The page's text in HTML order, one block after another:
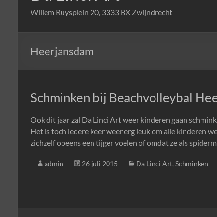
Willem Ruysplein 20, 3333 BX Zwijndrecht
Heerjansdam
Schminken bij Beachvolleybal
Ook dit jaar zal Da Linci Art weer kinderen gaan
Het is toch iedere keer weer erg leuk om alle kinderen
zichzelf opeens een tijger voelen of omdat ze als
admin 26 juli 2015 Da Linci Art, Schminken